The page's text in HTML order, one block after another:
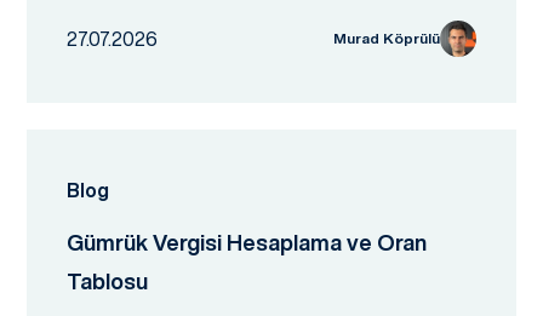
27.07.2026 Murad Köprülü
Blog
Gümrük Vergisi Hesaplama ve Oran
Tablosu